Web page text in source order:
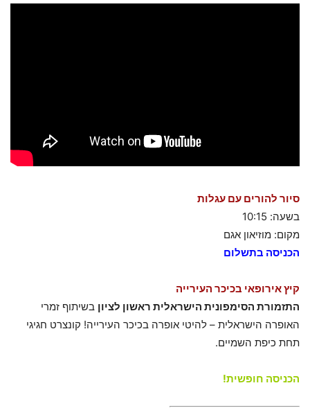
סיור להורים עם עגלות
בשעה: 10:15
מקום: מוזיאון אגם
הכניסה בתשלום
קיץ אירופאי בכיכר העירייה
התזמורת הסימפונית הישראלית ראשון לציון בשיתוף זמרי
האופרה הישראלית – להיטי אופרה בכיכר העירייה! קונצרט חגיגי
תחת כיפת השמיים.
הכניסה חופשית!